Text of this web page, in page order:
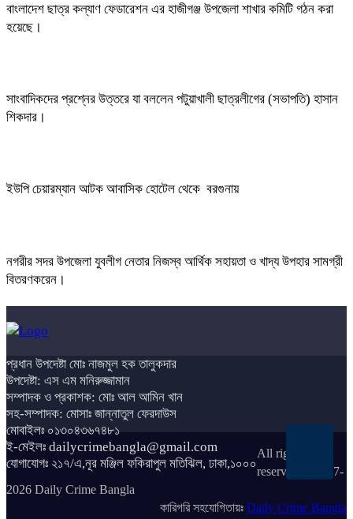
বাংলাদেশ ছাত্র কল্যাণ ফেডারেশন এর হাজীগঞ্জ উপজেলা শাখার কমিটি গঠন করা
হয়েছে।
সাংবাদিকদের প্রশ্নের উত্তরে যা বললেন পটুয়াখালী ছাত্রলীগের (সভাপতি) হাসান
শিকদার।
ইউপি চেয়ারম্যান আটক আবাসিক হোটেল থেকে বরগুনায়
নগরীর সদর উপজেলা যুবলীগ নেতার নিজস্ব আর্থিক সহায়তা ও খাদ্য উপহার সামগ্রী
বিতরণকরেন।
প্রধান উপদেষ্টা মোঃ নাজমুল হক তালুকদার
উপদেষ্টা: এস এম মনিরুজ্জামান
সম্পাদক ও প্রকাশক: মোঃ আল আমিন খান
সহ-সম্পাদক: মোসাঃ জান্নাতুল ফেরদাউস
মোবাইলঃ ০১৩০৪৩৬৭৪৮১
ই-মেইলঃ dailycrimebangla@gmail.com
যোগাযোগঃ ২১৭/এ,নূর মঞ্জিল ফকিরাপুল মতিঝিল, ঢাকা,১০০০
All rights
reserved © 2017-
2026 Daily Crime Bangla
কারিগরি সহযোগিতায়ঃ Daily Crime Bangla